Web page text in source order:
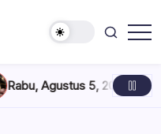
5, 2026 , 11:44 AM